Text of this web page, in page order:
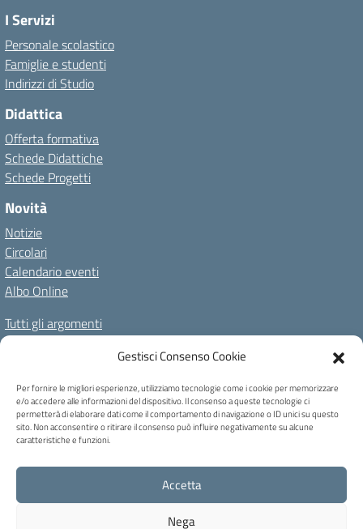
Gestisci Consenso Cookie
Per fornire le migliori esperienze, utilizziamo tecnologie come i cookie per memorizzare
e/o accedere alle informazioni del dispositivo. Il consenso a queste tecnologie ci
permetterà di elaborare dati come il comportamento di navigazione o ID unici su questo
sito. Non acconsentire o ritirare il consenso può influire negativamente su alcune
caratteristiche e funzioni.
Accetta
Nega
I Servizi
Personale scolastico
Famiglie e studenti
Indirizzi di Studio
Didattica
Offerta formativa
Schede Didattiche
Schede Progetti
Novità
Notizie
Circolari
Calendario eventi
Albo Online
Tutti gli argomenti
Il nostro territorio
Amministrazione TrasparenteAlbo OnlinePrivacy Policy
Dichiarazione di accessibilitàNote legaliCookie Policy
C.F. 80004740256 - Codice univoco ufficio: UFB6QF - Via Carducci, 6 -
Caprile di Alleghe (BL) - Tel 0437 721159 - blic82700b@pec.istruzione.it -
blic82700b@istruzione.it